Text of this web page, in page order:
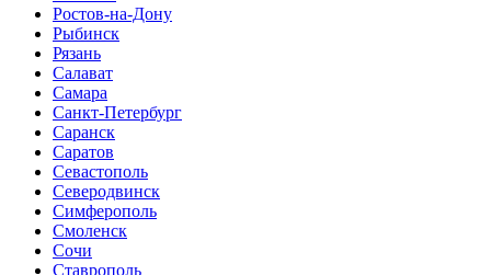
Ростов-на-Дону
Рыбинск
Рязань
Салават
Самара
Санкт-Петербург
Саранск
Саратов
Севастополь
Северодвинск
Симферополь
Смоленск
Сочи
Ставрополь